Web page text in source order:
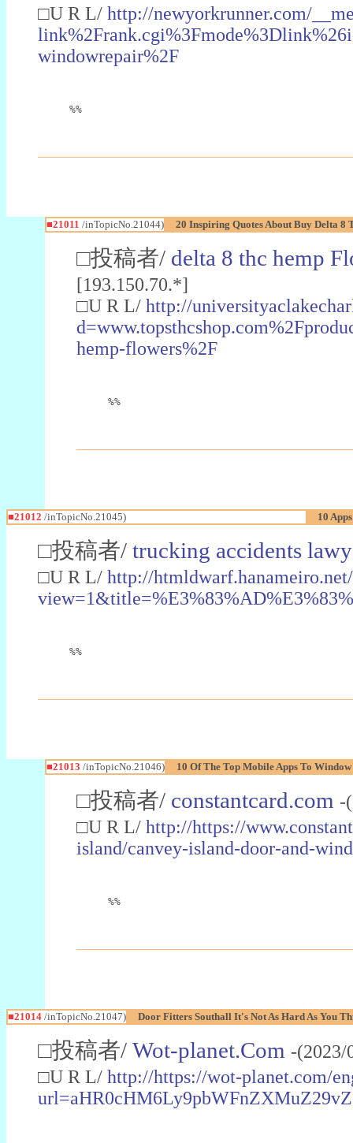
□U R L/ http://newyorkrunner.com/
windowrepair%2F
%%
■21011 /inTopicNo.21044) 20 Inspiring Quotes About Buy Delta 8
□投稿者/ delta 8 thc hemp
[193.150.70.*]
□U R L/ http://
hemp-flowers%2F
%%
■21012 /inTopicNo.21045) 10
□投稿者/ trucking accidents
□U R L/ http://
%%
■21013 /inTopicNo.21046) 10 Of The Top Mobile Apps To
□投稿者/ constantcard.com -
□U R L/ http://https://
island/canvey-island-door-and-
%%
■21014 /inTopicNo.21047) Door Fitters Southall It's Not As Hard As You
□投稿者/ Wot-planet.Com -
□U R L/ http://https://wot-planet.com/